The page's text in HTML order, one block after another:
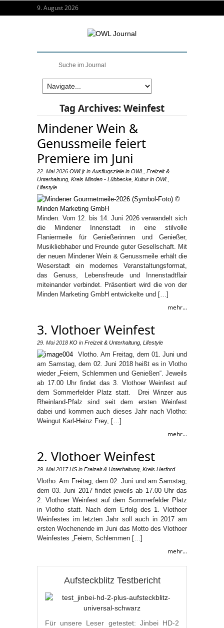
9. August 2026
Tag Archives:Weinfest
Mindener Wein &
Genussmeile feiert
Premiere im Juni
22. Mai 2026 OWLjr in Ausflugsziele in OWL
Freizeit &
Unterhaltung Kreis Minden - Lübbecke Kultur in OWL
Lifestyle
Minden. Vom 12. bis 14. Juni 2026 verwandelt sich
die Mindener Innenstadt in eine stilvolle
Flaniermeile für Genießerinnen und Genießer,
Musikliebhaber und Freunde guter Gesellschaft. Mit
der neuen Mindener Wein & Genussmeile erhält die
Weserstadt ein modernes Veranstaltungsformat,
das Genuss, Lebensfreude und Innenstadtflair
miteinander verbindet. Präsentiert wird die von der
Minden Marketing GmbH entwickelte und […]
mehr...
3. Vlothoer Weinfest
29. Mai 2018 KO in Freizeit & Unterhaltung Lifestyle
Vlotho. Am Freitag, dem 01. Juni und
am Samstag, dem 02. Juni 2018 heißt es in Vlotho
wieder „Feiern, Schlemmen und Genießen“. Jeweils
ab 17.00 Uhr findet das 3. Vlothoer Weinfest auf
dem Sommerfelder Platz statt. Drei Winzer aus
Rheinland-Pfalz sind seit dem ersten Weinfest
dabei und kommen auch dieses Jahr nach Vlotho:
Weingut Karl-Heinz Frey, […]
mehr...
2. Vlothoer Weinfest
29. Mai 2017 HS in Freizeit & Unterhaltung Kreis Herford
Vlotho. Am Freitag, dem 02. Juni und am Samstag,
dem 03. Juni 2017 findet jeweils ab 17.00 Uhr das
2. Vlothoer Weinfest auf dem Sommerfelder Platz
in Vlotho statt. Nach dem Erfolg des 1. Vlothoer
Weinfestes im letzten Jahr soll auch in 2017 am
ersten Wochenende im Juni das Motto des Vlothoer
Weinfestes „Feiern, Schlemmen […]
mehr...
Aufsteckblitz Testbericht
Für unsere Leser getestet: Jinbei HD-2